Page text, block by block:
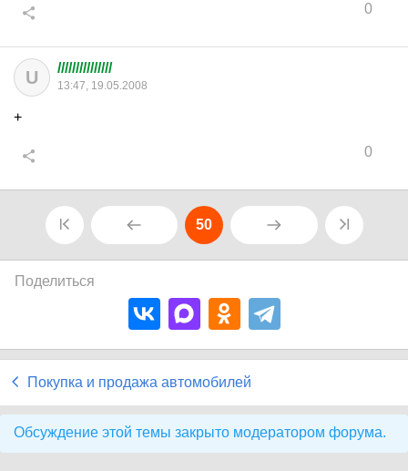
0
U ///////////////
13:47, 19.05.2008
+
0
50
Поделиться
Покупка и продажа автомобилей
Обсуждение этой темы закрыто модератором форума.